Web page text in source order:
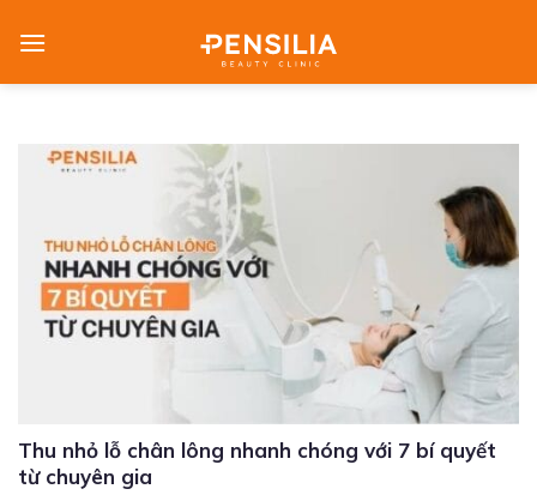
Thu nhỏ lỗ chân lông nhanh chóng với 7 bí quyết
từ chuyên gia